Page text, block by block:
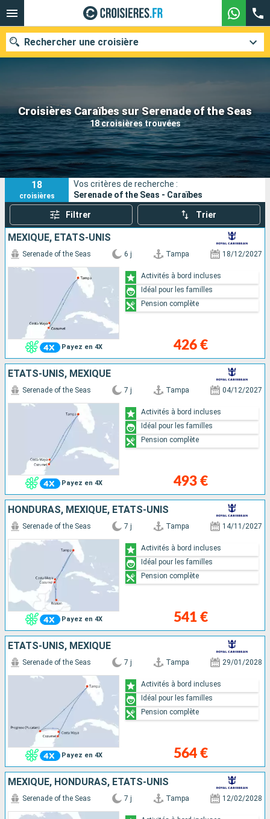
Croisières Caraïbes sur Serenade of the Seas
18 croisières trouvées
Rechercher une croisière
Nos destinations
Mois de départ
Ports Compagnies
Rechercher
18
croisières
Vos critères de recherche :
Serenade of the Seas - Caraïbes
Filtrer Trier
MEXIQUE, ÉTATS-UNIS
Payez en 4X
Serenade of the Seas 6 j Tampa 18/12/2027
426 €
Activités à bord incluses
Idéal pour les familles
Pension complète
ÉTATS-UNIS, MEXIQUE
Payez en 4X
Serenade of the Seas 7 j Tampa 04/12/2027
493 €
Activités à bord incluses
Idéal pour les familles
Pension complète
HONDURAS, MEXIQUE, ÉTATS-UNIS
Payez en 4X
Serenade of the Seas 7 j Tampa 14/11/2027
541 €
Activités à bord incluses
Idéal pour les familles
Pension complète
ÉTATS-UNIS, MEXIQUE
Payez en 4X
Serenade of the Seas 7 j Tampa 29/01/2028
564 €
Activités à bord incluses
Idéal pour les familles
Pension complète
MEXIQUE, HONDURAS, ÉTATS-UNIS
Serenade of the Seas 7 j Tampa 12/02/2028